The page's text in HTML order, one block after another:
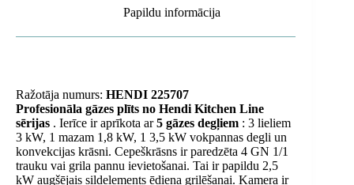
Papildu informācija
Ražotāja numurs: HENDI 225707
Profesionāla gāzes plīts no Hendi Kitchen Line
sērijas . Ierīce ir aprīkota ar5 gāzes degļiem : 3 lieliem
3 kW, 1 mazam 1,8 kW, 1 3,5 kW vokpannas degli un
konvekcijas krāsni. Cepeškrāsns ir paredzēta 4 GN 1/1
trauku vai grila pannu ievietošanai. Tai ir papildu 2,5
kW augšējais sildelements ēdiena grilēšanai. Kamera ir